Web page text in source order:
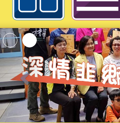
「2026
動—儒門
桃園市政